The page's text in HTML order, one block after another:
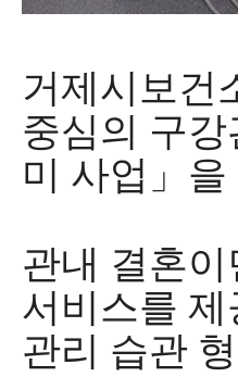
거제시보건
중심의 구
미 사업 」 을
관내 결혼
서비스를
관리 습관